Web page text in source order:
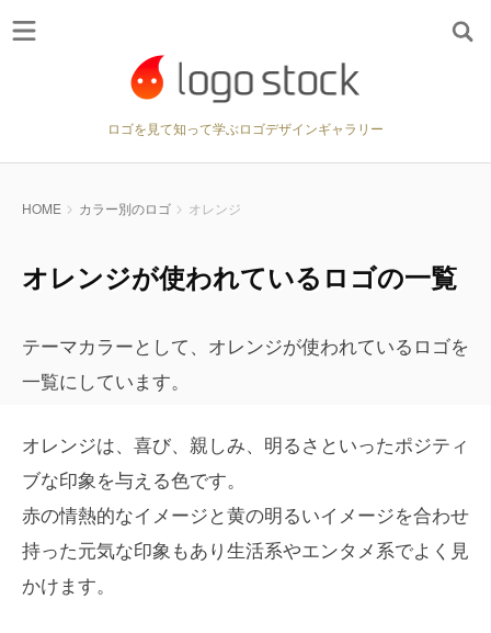
ロゴを見て知って学ぶロゴデザインギャラリー
HOME カラー別のロゴ オレンジ
オレンジが使われているロゴの一覧
テーマカラーとして、オレンジが使われているロゴを
一覧にしています。
オレンジは、喜び、親しみ、明るさといったポジティ
ブな印象を与える色です。
赤の情熱的なイメージと黄の明るいイメージを合わせ
持った元気な印象もあり生活系やエンタメ系でよく見
かけます。